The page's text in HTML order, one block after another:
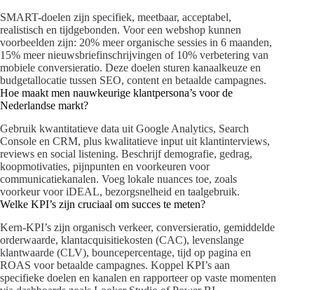
SMART-doelen zijn specifiek, meetbaar, acceptabel,
realistisch en tijdgebonden. Voor een webshop kunnen
voorbeelden zijn: 20% meer organische sessies in 6 maanden,
15% meer nieuwsbriefinschrijvingen of 10% verbetering van
mobiele conversieratio. Deze doelen sturen kanaalkeuze en
budgetallocatie tussen SEO, content en betaalde campagnes.
Hoe maakt men nauwkeurige klantpersona’s voor de
Nederlandse markt?
Gebruik kwantitatieve data uit Google Analytics, Search
Console en CRM, plus kwalitatieve input uit klantinterviews,
reviews en social listening. Beschrijf demografie, gedrag,
koopmotivaties, pijnpunten en voorkeuren voor
communicatiekanalen. Voeg lokale nuances toe, zoals
voorkeur voor iDEAL, bezorgsnelheid en taalgebruik.
Welke KPI’s zijn cruciaal om succes te meten?
Kern-KPI’s zijn organisch verkeer, conversieratio, gemiddelde
orderwaarde, klantacquisitiekosten (CAC), levenslange
klantwaarde (CLV), bouncepercentage, tijd op pagina en
ROAS voor betaalde campagnes. Koppel KPI’s aan
specifieke doelen en kanalen en rapporteer op vaste momenten